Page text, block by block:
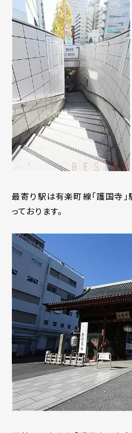
最寄り駅は有楽町線「護国寺
っております。